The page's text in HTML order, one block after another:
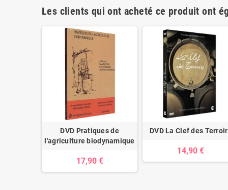
Les clients qui ont acheté ce produit ont
DVD Pratiques de
l'agriculture biodynamique
17,90 €
DVD La Clef des
14,90 €